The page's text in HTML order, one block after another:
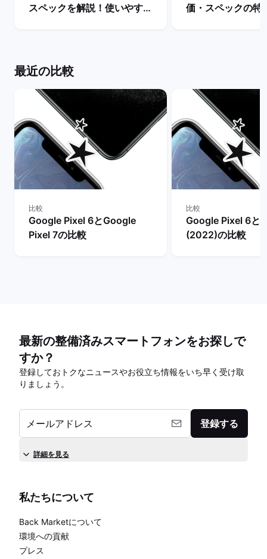
スペックを解説！使いやすさ
価・スペックの特
最近の比較
比較
Google Pixel 6とGoogle
Pixel 7の比較
比較
Google Pixel 6と
(2022)の比較
最新の整備済みスマートフォンをお探しで
すか？
登録しておトクなニュースやお役立ち情報をいち早く受け取
りましょう。
メールアドレス 登録する
詳細を見る
私たちについて
Back Marketについて
環境への貢献
プレス